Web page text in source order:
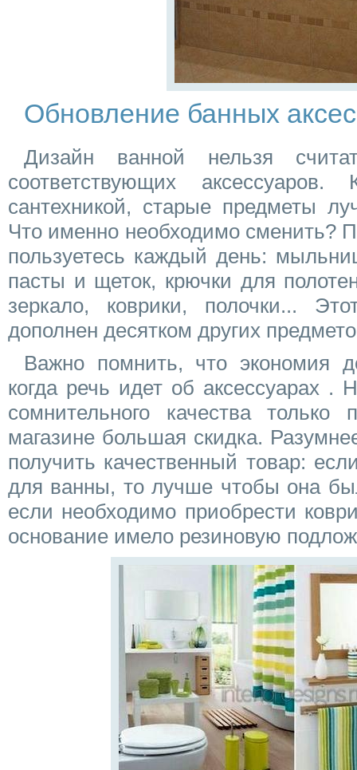
Обновление банных
Дизайн ванной нельзя
соответствующих
сантехникой, старые предметы
Что именно необходимо сменить?
пользуетесь каждый день:
пасты и щеток, крючки для
зеркало, коврики, полочки...
дополнен десятком других
Важно помнить, что экономия
когда речь идет об аксессуарах .
сомнительного качества
магазине большая скидка.
получить качественный товар:
для ванны, то лучше чтобы она
если необходимо приобрести
основание имело резиновую